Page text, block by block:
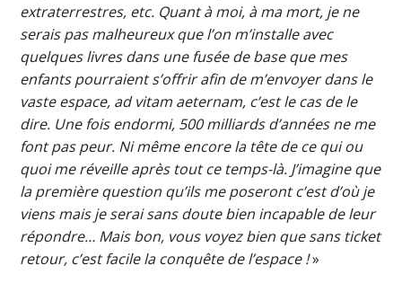
extraterrestres, etc. Quant à moi, à ma mort, je ne
serais pas malheureux que l’on m’installe avec
quelques livres dans une fusée de base que mes
enfants pourraient s’offrir afin de m’envoyer dans le
vaste espace, ad vitam aeternam, c’est le cas de le
dire. Une fois endormi, 500 milliards d’années ne me
font pas peur. Ni même encore la tête de ce qui ou
quoi me réveille après tout ce temps-là. J’imagine que
la première question qu’ils me poseront c’est d’où je
viens mais je serai sans doute bien incapable de leur
répondre… Mais bon, vous voyez bien que sans ticket
retour, c’est facile la conquête de l’espace !»